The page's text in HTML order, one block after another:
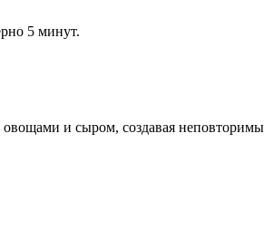
5 минут.
и сыром, создавая